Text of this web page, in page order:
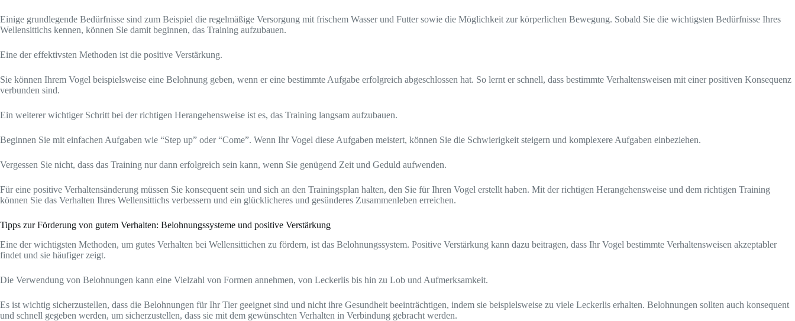
Einige grundlegende Bedürfnisse sind zum Beispiel die regelmäßige Versorgung mit frischem Wasser und Futter sowie die Möglichkeit zur körperlichen Bewegung. Sobald Sie die wichtigsten Bedürfnisse Ihres
Wellensittichs kennen, können Sie damit beginnen, das Training aufzubauen.
Eine der effektivsten Methoden ist die positive Verstärkung.
Sie können Ihrem Vogel beispielsweise eine Belohnung geben, wenn er eine bestimmte Aufgabe erfolgreich abgeschlossen hat. So lernt er schnell, dass bestimmte Verhaltensweisen mit einer positiven Konsequenz
verbunden sind.
Ein weiterer wichtiger Schritt bei der richtigen Herangehensweise ist es, das Training langsam aufzubauen.
Beginnen Sie mit einfachen Aufgaben wie “Step up” oder “Come”. Wenn Ihr Vogel diese Aufgaben meistert, können Sie die Schwierigkeit steigern und komplexere Aufgaben einbeziehen.
Vergessen Sie nicht, dass das Training nur dann erfolgreich sein kann, wenn Sie genügend Zeit und Geduld aufwenden.
Für eine positive Verhaltensänderung müssen Sie konsequent sein und sich an den Trainingsplan halten, den Sie für Ihren Vogel erstellt haben. Mit der richtigen Herangehensweise und dem richtigen Training
können Sie das Verhalten Ihres Wellensittichs verbessern und ein glücklicheres und gesünderes Zusammenleben erreichen.
Tipps zur Förderung von gutem Verhalten: Belohnungssysteme und positive Verstärkung
Eine der wichtigsten Methoden, um gutes Verhalten bei Wellensittichen zu fördern, ist das Belohnungssystem. Positive Verstärkung kann dazu beitragen, dass Ihr Vogel bestimmte Verhaltensweisen akzeptabler
findet und sie häufiger zeigt.
Die Verwendung von Belohnungen kann eine Vielzahl von Formen annehmen, von Leckerlis bis hin zu Lob und Aufmerksamkeit.
Es ist wichtig sicherzustellen, dass die Belohnungen für Ihr Tier geeignet sind und nicht ihre Gesundheit beeinträchtigen, indem sie beispielsweise zu viele Leckerlis erhalten. Belohnungen sollten auch konsequent
und schnell gegeben werden, um sicherzustellen, dass sie mit dem gewünschten Verhalten in Verbindung gebracht werden.